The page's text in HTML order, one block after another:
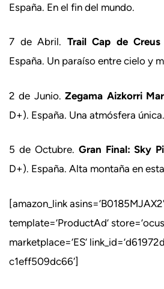
España. En el fin del mundo.
7 de Abril. Trail Cap de Creus
España. Un paraíso entre cielo y
2 de Junio.Zegama Aizkorri
D+). España. Una atmósfera única.
5 de Octubre. Gran Final: Sky
D+). España. Alta montaña en
[amazon_link asins=’B0185MJAX2′
template=’ProductAd’
marketplace=’ES’
c1eff509dc66′]